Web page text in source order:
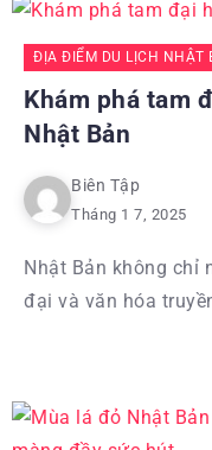
ĐỊA ĐIỂM DU LỊCH NHẬT
Khám phá tam
Nhật Bản
Biên Tập
Tháng 1 7, 2025
Nhật Bản không chỉ
đại và văn hóa